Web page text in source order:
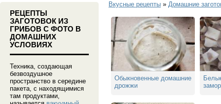
Вкусные рецепты » Домашние
РЕЦЕПТЫ
ЗАГОТОВОК ИЗ
ГРИБОВ С ФОТО В
ДОМАШНИХ
УСЛОВИЯХ
Техника, создающая
безвоздушное
пространство в середине
пакета, с находящимися
там продуктами,
Обыкновенные домашние
дрожжи